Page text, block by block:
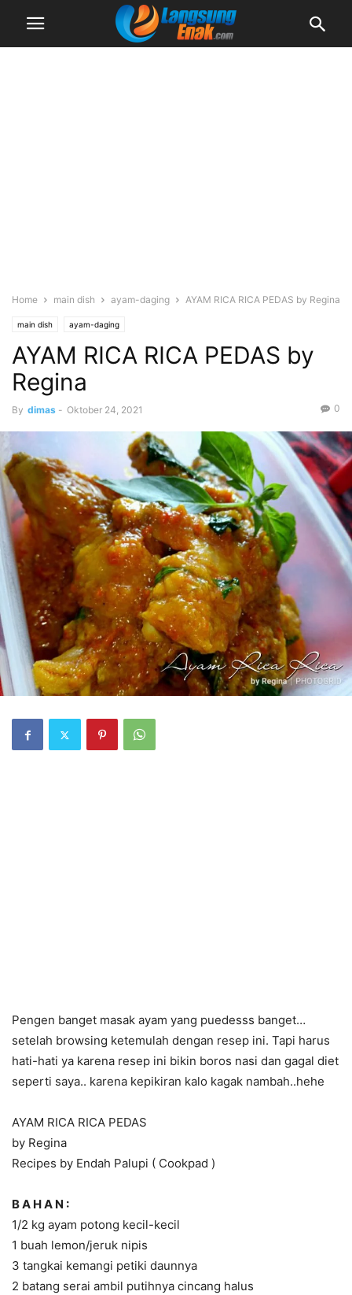
Home main dish ayam-daging AYAM RICA RICA PEDAS by Regina
main dish ayam-daging
AYAM RICA RICA PEDAS by
Regina
By dimas - Oktober 24, 2021 0
Pengen banget masak ayam yang puedesss banget…
setelah browsing ketemulah dengan resep ini. Tapi harus
hati-hati ya karena resep ini bikin boros nasi dan gagal diet
seperti saya.. karena kepikiran kalo kagak nambah..hehe
AYAM RICA RICA PEDAS
by Regina
Recipes by Endah Palupi ( Cookpad )
B A H A N :
1/2 kg ayam potong kecil-kecil
1 buah lemon/jeruk nipis
3 tangkai kemangi petiki daunnya
2 batang serai ambil putihnya cincang halus